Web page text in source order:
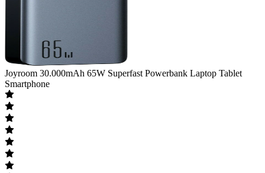
Joyroom 30.000mAh 65W Superfast Powerbank Laptop Tablet
Smartphone